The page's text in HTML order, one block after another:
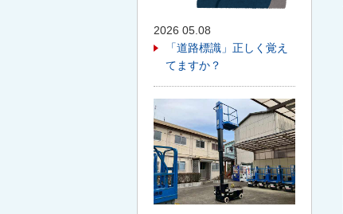
2026 05.08
「道路標識」正しく覚え
てますか？